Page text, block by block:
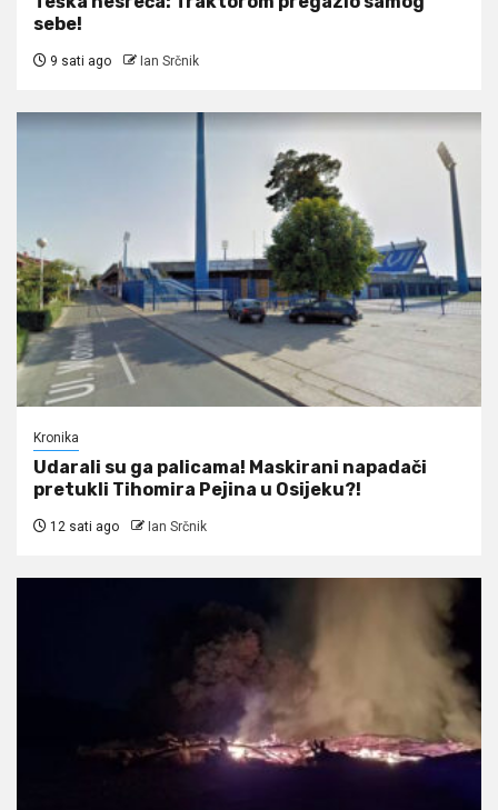
sebe!
9 sati ago Ian Srčnik
Kronika
Udarali su ga palicama! Maskirani napadači
pretukli Tihomira Pejina u Osijeku?!
12 sati ago Ian Srčnik